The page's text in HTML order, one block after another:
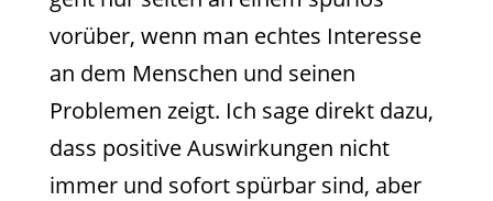
vorüber, wenn man echtes Interesse
an dem Menschen und seinen
Problemen zeigt. Ich sage direkt dazu,
dass positive Auswirkungen nicht
immer und sofort spürbar sind, aber